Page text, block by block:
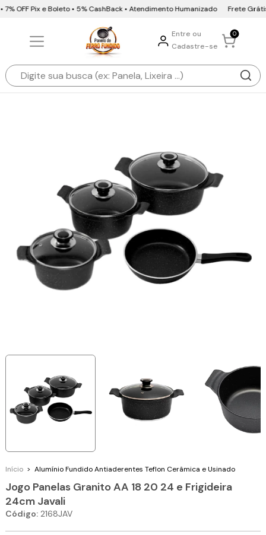
OFF Pix e Boleto • 5% CashBack • Atendimento Humanizado Frete Grátis
Entre ou
Cadastre-se
0
Início > Alumínio Fundido Antiaderentes Teflon Cerâmica e Usinado
Jogo Panelas Granito AA 18 20 24 e Frigideira
24cm Javali
Código: 2168JAV